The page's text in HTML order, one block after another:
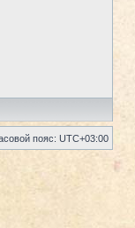
пояс: UTC+03:00